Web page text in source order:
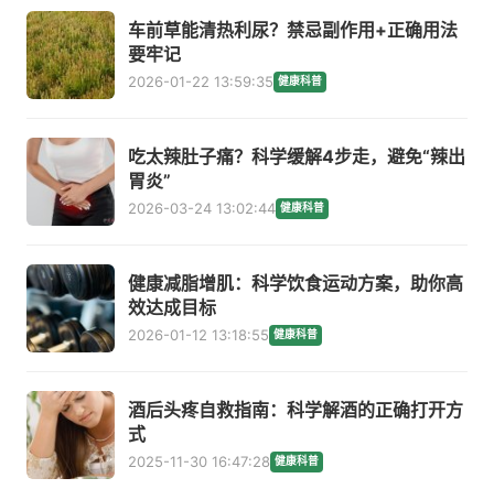
车前草能清热利尿？禁忌副作用+正确用法
要牢记
2026-01-22 13:59:35 健康科普
吃太辣肚子痛？科学缓解4步走，避免“辣出
胃炎”
2026-03-24 13:02:44 健康科普
健康减脂增肌：科学饮食运动方案，助你高
效达成目标
2026-01-12 13:18:55 健康科普
酒后头疼自救指南：科学解酒的正确打开方
式
2025-11-30 16:47:28 健康科普